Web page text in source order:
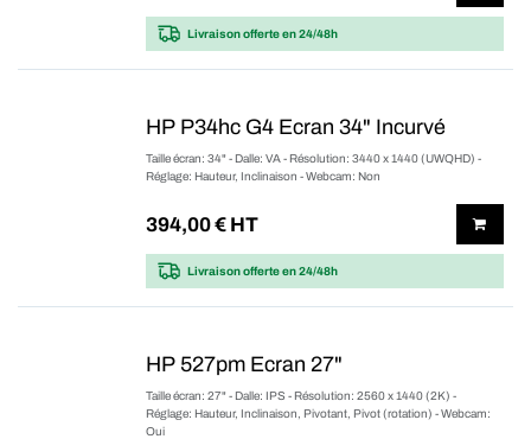
Livraison offerteen 24/48h
HP P34hc G4 Ecran 34" Incurvé
Taille écran: 34" - Dalle: VA - Résolution: 3440 x 1440 (UWQHD) -
Réglage: Hauteur, Inclinaison - Webcam: Non
394,00€ HT
Livraison offerteen 24/48h
HP 527pm Ecran 27"
Taille écran: 27" - Dalle: IPS - Résolution: 2560 x 1440 (2K) -
Réglage: Hauteur, Inclinaison, Pivotant, Pivot (rotation) - Webcam:
Oui